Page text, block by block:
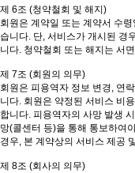
제 6조 (청약철회 및 해지)
회원은 계약일 또는 계약서 수
습니다. 단, 서비스가 개시된 경
니다. 청약철회 또는 해지는 서
제 7조 (회원의 의무)
회원은 피용역자 정보 변경, 연
니다. 회원은 약정된 서비스 비
합니다. 피용역자의 사망 발생
망(콜센터 등)을 통해 통보하여
경우, 본 계약상의 서비스 제공
제 8조 (회사의 의무)